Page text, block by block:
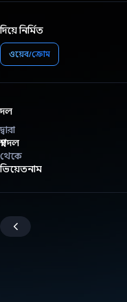
দিয়ে নির্মিত
ওয়েব/ক্রোম
দল
দ্বারা
স্বপ্নদল
থেকে
ভিয়েতনাম